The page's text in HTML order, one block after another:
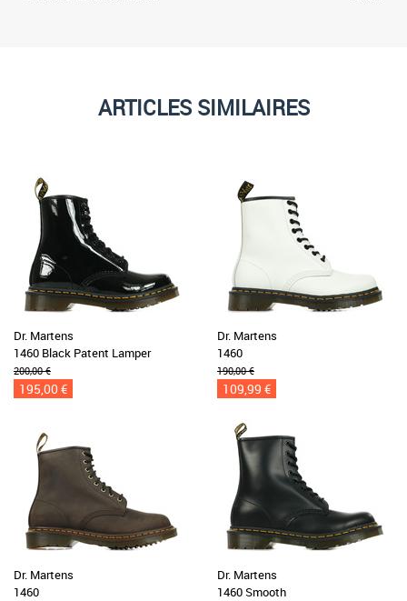
ARTICLES SIMILAIRES
Dr. Martens
1460 Black Patent Lamper
200,00 €
195,00 €
Dr. Martens
1460
190,00 €
109,99 €
Dr. Martens
1460
Dr. Martens
1460 Smooth